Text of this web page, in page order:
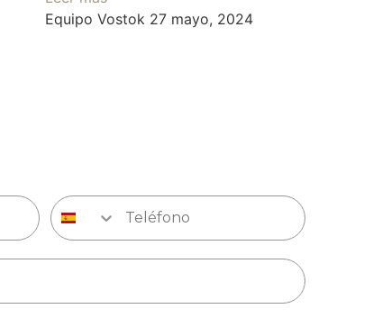
Equipo Vostok 27 mayo, 2024